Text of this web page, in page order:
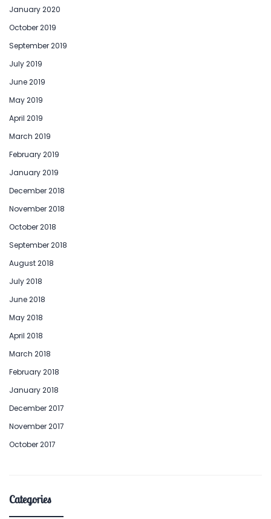
January 2020
October 2019
September 2019
July 2019
June 2019
May 2019
April 2019
March 2019
February 2019
January 2019
December 2018
November 2018
October 2018
September 2018
August 2018
July 2018
June 2018
May 2018
April 2018
March 2018
February 2018
January 2018
December 2017
November 2017
October 2017
Categories